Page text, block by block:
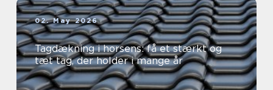
02. May 2026
Tagdækning i horsens: få et stærkt og
tæt tag, der holder i mange år